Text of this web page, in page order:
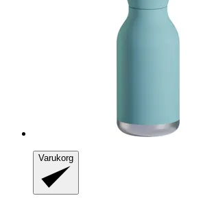
Varukorg